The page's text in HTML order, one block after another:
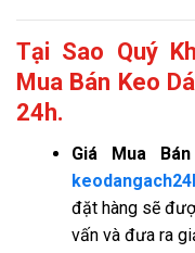
Tại Sao Quý
Mua Bán Keo
24h.
GiáMua Bán
đặt hàng sẽ
vấn và đưa ra